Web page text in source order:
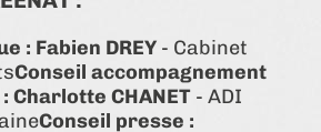
: Fabien DREY - Cabinet
Conseil accompagnement
Charlotte CHANET - ADI
Conseil presse :